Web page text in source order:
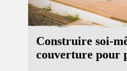
Construire soi-
couverture pour